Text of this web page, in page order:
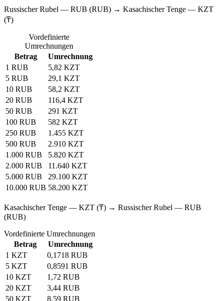
Russischer Rubel — RUB (RUB) → Kasachischer Tenge — KZT
(₸)
Vordefinierte
Umrechnungen
Betrag
Umrechnung
1 RUB
5,82 KZT
5 RUB
29,1 KZT
10 RUB
58,2 KZT
20 RUB
116,4 KZT
50 RUB
291 KZT
100 RUB
582 KZT
250 RUB
1.455 KZT
500 RUB
2.910 KZT
1.000 RUB
5.820 KZT
2.000 RUB
11.640 KZT
5.000 RUB
29.100 KZT
10.000 RUB 58.200 KZT
Kasachischer Tenge — KZT (₸) → Russischer Rubel — RUB
(RUB)
Vordefinierte Umrechnungen
Betrag
Umrechnung
1 KZT
0,1718 RUB
5 KZT
0,8591 RUB
10 KZT
1,72 RUB
20 KZT
3,44 RUB
50 KZT
8,59 RUB